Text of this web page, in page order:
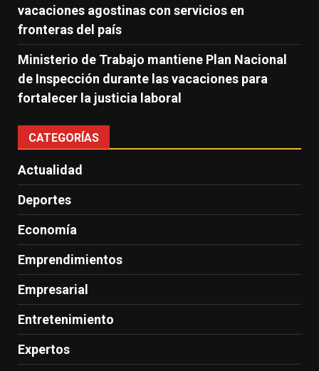
vacaciones agostinas con servicios en
fronteras del país
Ministerio de Trabajo mantiene Plan Nacional
de Inspección durante las vacaciones para
fortalecer la justicia laboral
CATEGORÍAS
Actualidad
Deportes
Economía
Emprendimientos
Empresarial
Entretenimiento
Expertos